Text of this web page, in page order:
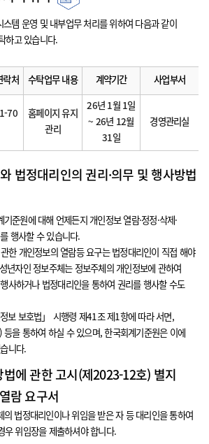
템 운영 및 내부업무 처리를 위하여 다음과 같이
하고 있습니다.
락처 수탁업무 내용 계약기간 사업부서
70
홈페이지 유지
관리
26년 1월 1일
~ 26년 12월
31일
경영관리실
법정대리인의 권리·의무 및 행사방법
준원에 대해 언제든지 개인정보 열람·정정·삭제·
행사할 수 있습니다.
한 개인정보의 열람등 요구는 법정대리인이 직접 해야
년자인 정보주체는 정보주체의 개인정보에 관하여
사하거나 법정대리인을 통하여 권리를 행사할 수도
보 보호법」 시행령 제41조 제1항에 따라 서면,
등을 통하여 하실 수 있으며, 한국회계기준원은 이에
니다.
법에 관한 고시(제2023-12호) 별지
람 요구서
의 법정대리인이나 위임을 받은 자 등 대리인을 통하여
우 위임장을 제출하셔야 합니다.